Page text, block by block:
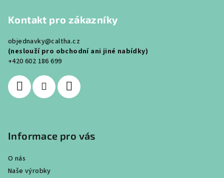
Kontakt pro zákazníky
objednavky@caltha.cz
(neslouží pro obchodní ani jiné nabídky)
+420 602 186 699
Informace pro vás
O nás
Naše výrobky